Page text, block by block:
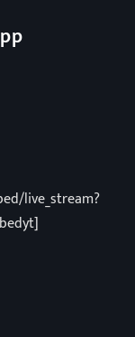
live_stream?